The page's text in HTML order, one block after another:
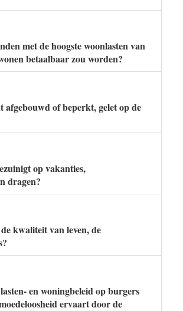
met de hoogste woonlasten van
betaalbaar zou worden?
of beperkt, gelet op de
op vakanties,
dragen?
kwaliteit van leven, de
en woningbeleid op burgers
ervaart door de